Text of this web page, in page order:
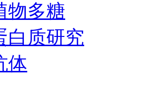
物多糖
白质研究
体